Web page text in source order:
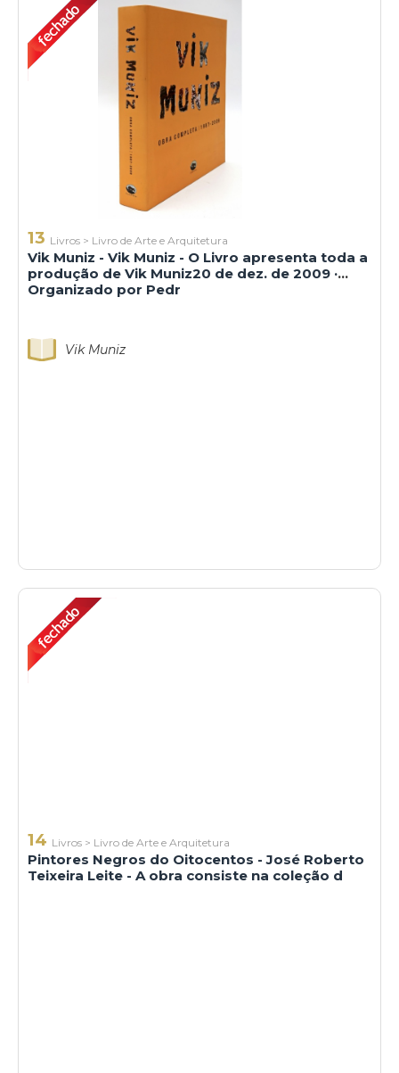
13 Livros > Livro de Arte e Arquitetura
Vik Muniz - Vik Muniz - O Livro apresenta toda a
produção de Vik Muniz20 de dez. de 2009 ·
Organizado por Pedr
Vik Muniz
14 Livros > Livro de Arte e Arquitetura
Pintores Negros do Oitocentos - José Roberto
Teixeira Leite - A obra consiste na coleção d